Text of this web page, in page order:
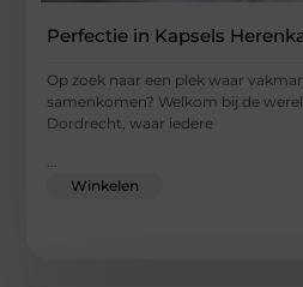
Perfectie in Kapsels
Op zoek naar een plek waar
samenkomen? Welkom bij de
Dordrecht, waar iedere
Winkelen